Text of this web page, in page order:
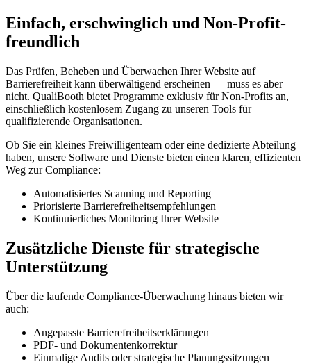
Einfach, erschwinglich und Non-Profit-
freundlich
Das Prüfen, Beheben und Überwachen Ihrer Website auf
Barrierefreiheit kann überwältigend erscheinen — muss es aber
nicht. QualiBooth bietet Programme exklusiv für Non-Profits an,
einschließlich kostenlosem Zugang zu unseren Tools für
qualifizierende Organisationen.
Ob Sie ein kleines Freiwilligenteam oder eine dedizierte Abteilung
haben, unsere Software und Dienste bieten einen klaren, effizienten
Weg zur Compliance:
Automatisiertes Scanning und Reporting
Priorisierte Barrierefreiheitsempfehlungen
Kontinuierliches Monitoring Ihrer Website
Zusätzliche Dienste für strategische
Unterstützung
Über die laufende Compliance-Überwachung hinaus bieten wir
auch:
Angepasste Barrierefreiheitserklärungen
PDF- und Dokumentenkorrektur
Einmalige Audits oder strategische Planungssitzungen